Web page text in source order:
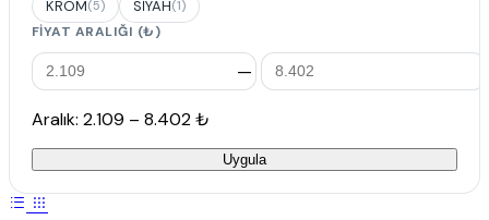
KROM(5) SİYAH(1)
FIYAT ARALIĞI (₺)
—
Aralık: 2.109 – 8.402 ₺
Uygula